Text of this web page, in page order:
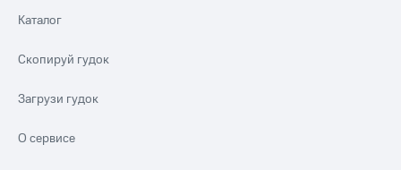
Каталог
Скопируй гудок
Загрузи гудок
О сервисе